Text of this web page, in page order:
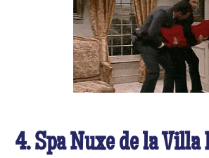
4. Spa Nuxe de la Villa